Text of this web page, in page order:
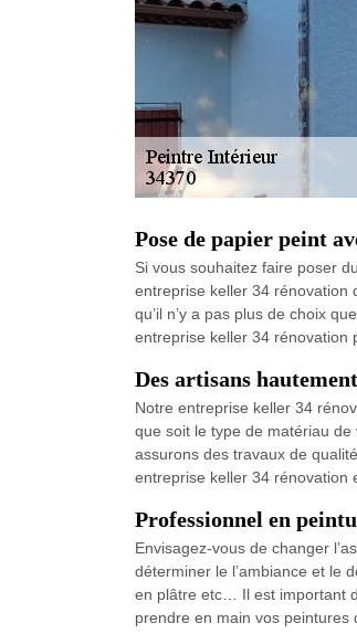
Pose de papier peint
Si vous souhaitez faire poser
entreprise keller 34 rénovation
qu’il n’y a pas plus de choix
entreprise keller 34 rénovation
Des artisans
Notre entreprise keller 34
que soit le type de matériau
assurons des travaux de
entreprise keller 34 rénovation
Professionnel en
Envisagez-vous de changer
déterminer le l’ambiance et le
en plâtre etc… Il est important
prendre en main vos peintures